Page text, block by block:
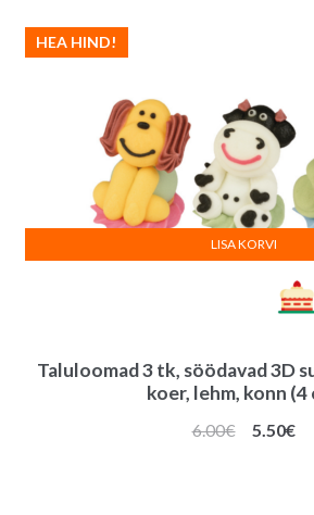
Taluloomad 3 tk, söödavad 3D
koer, lehm, konn (4
HEA HIND!
6.00€
Algne
5.50€
LISA KORVI